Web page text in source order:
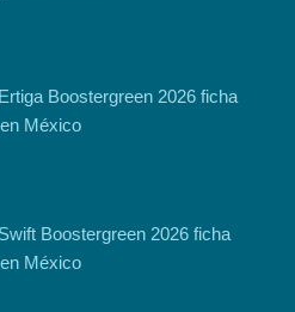
Boostergreen 2026 ficha
México
Boostergreen 2026 ficha
México